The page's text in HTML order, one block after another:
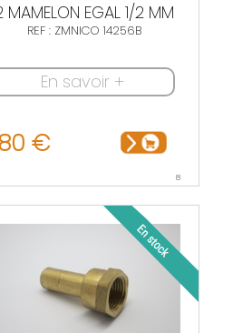
MAMELON EGAL 1/2 MM
REF : ZMNICO 14256B
En savoir +
€
8